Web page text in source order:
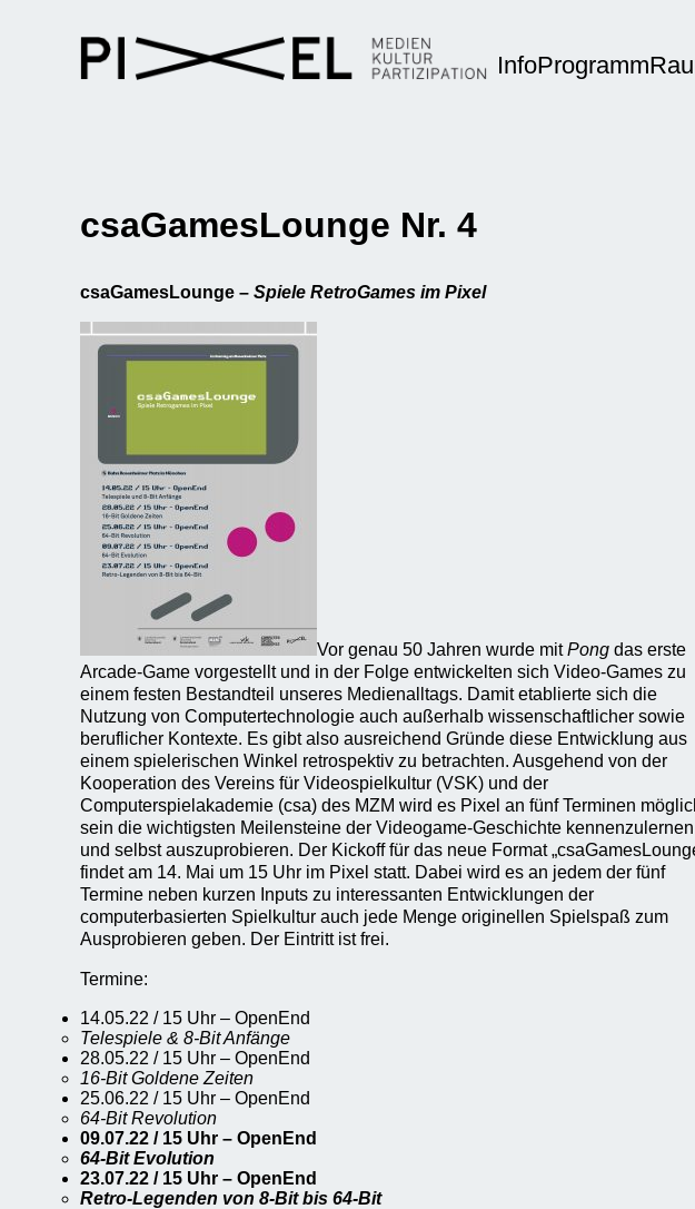
InfoProgramm
csaGamesLounge Nr. 4
csaGamesLounge – Spiele RetroGames im Pixel
Vor genau 50 Jahren wurde mitPong das erste
Arcade-Game vorgestellt und in der Folge entwickelten sich Video-Games zu
einem festen Bestandteil unseres Medienalltags. Damit etablierte sich die
Nutzung von Computertechnologie auch außerhalb wissenschaftlicher sowie
beruflicher Kontexte. Es gibt also ausreichend Gründe diese Entwicklung aus
einem spielerischen Winkel retrospektiv zu betrachten. Ausgehend von der
Kooperation des Vereins für Videospielkultur (VSK) und der
Computerspielakademie (csa) des MZM wird es Pixel an fünf Terminen
sein die wichtigsten Meilensteine der Videogame-Geschichte kennenzulernen
und selbst auszuprobieren. Der Kickoff für das neue Format
findet am 14. Mai um 15 Uhr im Pixel statt. Dabei wird es an jedem der fünf
Termine neben kurzen Inputs zu interessanten Entwicklungen der
computerbasierten Spielkultur auch jede Menge originellen Spielspaß zum
Ausprobieren geben. Der Eintritt ist frei.
Termine:
14.05.22 / 15 Uhr – OpenEnd
Telespiele & 8-Bit Anfänge
28.05.22 / 15 Uhr – OpenEnd
16-Bit Goldene Zeiten
25.06.22 / 15 Uhr – OpenEnd
64-Bit Revolution
09.07.22 / 15 Uhr – OpenEnd
64-Bit Evolution
23.07.22 / 15 Uhr – OpenEnd
Retro-Legenden von 8-Bit bis 64-Bit